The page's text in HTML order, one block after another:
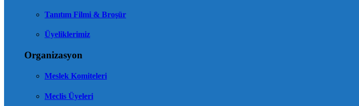
Tanıtım Filmi & Broşür
Üyeliklerimiz
Organizasyon
Meslek Komiteleri
Meclis Üyeleri